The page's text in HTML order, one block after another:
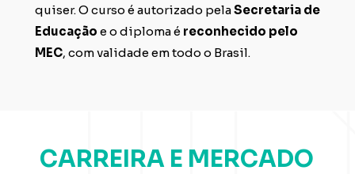
quiser. O curso é autorizado pela Secretaria de
Educação e o diploma é reconhecido pelo
MEC, com validade em todo o Brasil.
CARREIRA E MERCADO